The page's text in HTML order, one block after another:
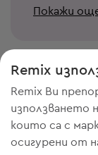
Покажи
Remix
Remix Ви
използването
които са с
осигурени от